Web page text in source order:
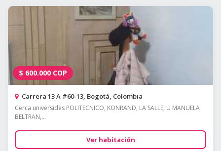
$ 600.000 COP
Carrera 13 A #60-13, Bogotá, Colombia
Cerca universides POLITECNICO, KONRAND, LA SALLE, U MANUELA
BELTRAN,...
Ver habitación